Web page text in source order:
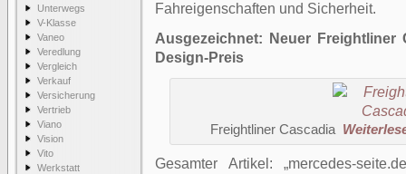
Unterwegs
V-Klasse
Vaneo
Veredlung
Vergleich
Verkauf
Versicherung
Vertrieb
Viano
Vision
Vito
Werkstatt
Fahreigenschaften und Sicherheit.
Ausgezeichnet: Neuer Freightliner
Design-Preis
Freightliner Cascadia
Gesamter Artikel: mercedes-